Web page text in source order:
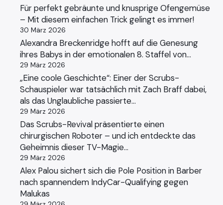
Für perfekt gebräunte und knusprige Ofengemüse
– Mit diesem einfachen Trick gelingt es immer!
30 März 2026
Alexandra Breckenridge hofft auf die Genesung
ihres Babys in der emotionalen 8. Staffel von…
29 März 2026
„Eine coole Geschichte“: Einer der Scrubs-
Schauspieler war tatsächlich mit Zach Braff dabei,
als das Unglaubliche passierte…
29 März 2026
Das Scrubs-Revival präsentierte einen
chirurgischen Roboter – und ich entdeckte das
Geheimnis dieser TV-Magie…
29 März 2026
Alex Palou sichert sich die Pole Position in Barber
nach spannendem IndyCar-Qualifying gegen
Malukas